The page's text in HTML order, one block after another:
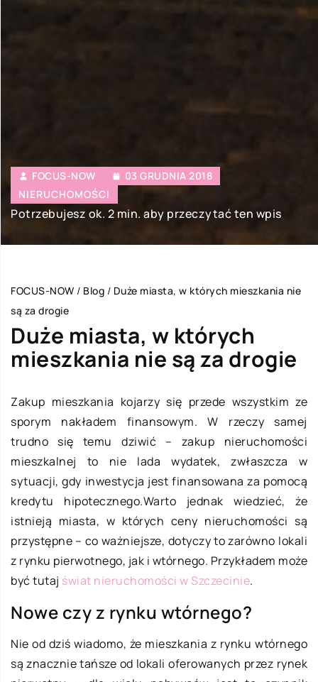
FOCUS-NOW
03 GRUDNIA 2018
NIERUCHOMOŚCI
Potrzebujesz ok. 2 min. aby przeczytać ten wpis
FOCUS-NOW / Blog / Duże miasta, w których mieszkania nie
są za drogie
Duże miasta, w których
mieszkania nie są za drogie
Zakup mieszkania kojarzy się przede wszystkim ze
sporym nakładem finansowym. W rzeczy samej
trudno się temu dziwić – zakup nieruchomości
mieszkalnej to nie lada wydatek, zwłaszcza w
sytuacji, gdy inwestycja jest finansowana za pomocą
kredytu hipotecznego.Warto jednak wiedzieć, że
istnieją miasta, w których ceny nieruchomości są
przystępne – co ważniejsze, dotyczy to zarówno lokali
z rynku pierwotnego, jak i wtórnego. Przykładem może
być tutaj świat nieruchomości w Szczecinie.
Nowe czy z rynku wtórnego?
Nie od dziś wiadomo, że mieszkania z rynku wtórnego
są znacznie tańsze od lokali oferowanych przez rynek